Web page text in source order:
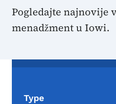
Pogledajte najnovije
menadžment u Iowi.
Type